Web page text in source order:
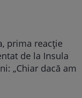
prima reacție
de la Insula
„Chiar dacă am